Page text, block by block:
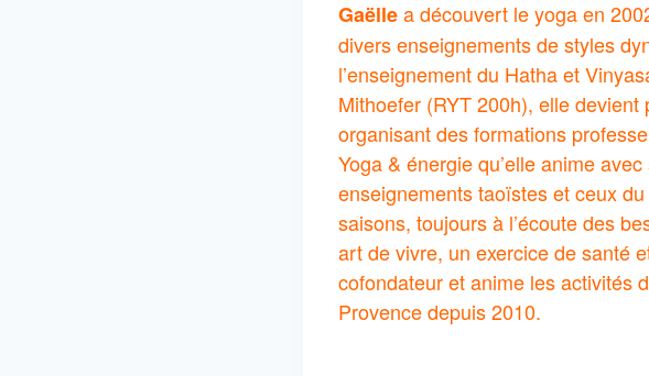
Gaëllea découvert le yoga en
divers enseignements de styles
l’enseignement du Hatha et
Mithoefer (RYT 200h), elle devient
organisant des formations
Yoga & énergie qu’elle anime
enseignements taoïstes et ceux
saisons, toujours à l’écoute des
art de vivre, un exercice de santé
cofondateur et anime les activités
Provence depuis 2010.